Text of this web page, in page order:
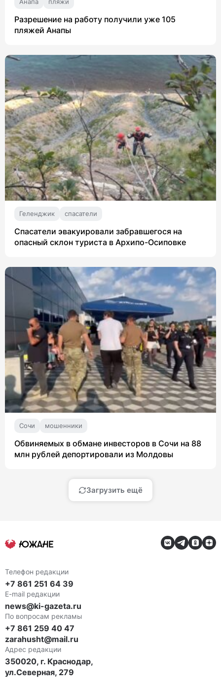
Разрешение на работу получили уже 105
пляжей Анапы
Геленджик спасатели
Спасатели эвакуировали забравшегося на
опасный склон туриста в Архипо-Осиповке
Сочи мошенники
Обвиняемых в обмане инвесторов в Сочи на 88
млн рублей депортировали из Молдовы
Загрузить ещё
Телефон редакции
+7 861 251 64 39
E-mail редакции
news@ki-gazeta.ru
По вопросам рекламы
+7 861 259 40 47
zarahusht@mail.ru
Адрес редакции
350020, г. Краснодар,
ул.Северная, 279